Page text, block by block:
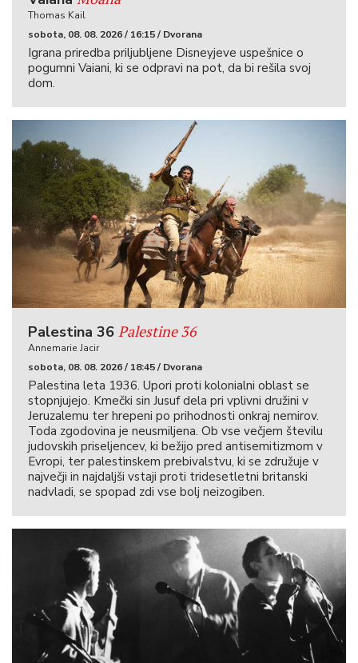
Thomas Kail
sobota, 08. 08. 2026 / 16:15 / Dvorana
Igrana priredba priljubljene Disneyjeve uspešnice o
pogumni Vaiani, ki se odpravi na pot, da bi rešila svoj
dom.
Palestina 36 Palestine 36
Annemarie Jacir
sobota, 08. 08. 2026 / 18:45 / Dvorana
Palestina leta 1936. Upori proti kolonialni oblast se
stopnjujejo. Kmečki sin Jusuf dela pri vplivni družini v
Jeruzalemu ter hrepeni po prihodnosti onkraj nemirov.
Toda zgodovina je neusmiljena. Ob vse večjem številu
judovskih priseljencev, ki bežijo pred antisemitizmom v
Evropi, ter palestinskem prebivalstvu, ki se združuje v
največji in najdaljši vstaji proti tridesetletni britanski
nadvladi, se spopad zdi vse bolj neizogiben.